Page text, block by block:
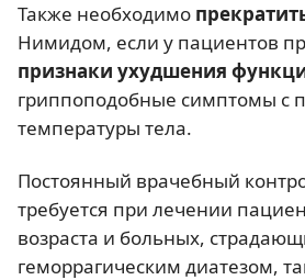
Также необходимо
Нимидом, если у пациентов
признаки ухудшения
гриппоподобные симптомы с
температуры тела.
Постоянный врачебный
требуется при лечении
возраста и больных,
геморрагическим диатезом,